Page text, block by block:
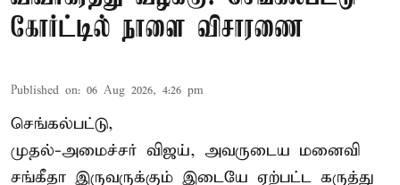
கோர்ட்டில் நாளை விசாரணை
Published on: 06 Aug 2026, 4:26 pm
செங்கல்பட்டு,
முதல்-அமைச்சர் விஜய், அவருடைய மனைவி
சங்கீதா இருவருக்கும் இடையே ஏற்பட்ட கருத்து